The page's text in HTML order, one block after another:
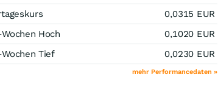
0,0315 EUR
Hoch
0,1020 EUR
Tief
0,0230 EUR
mehr Performancedaten »